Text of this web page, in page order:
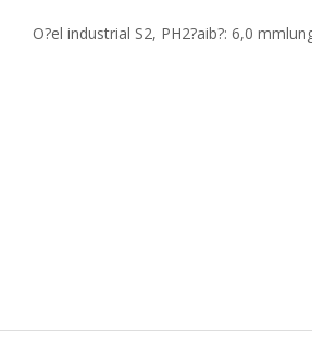
O?el industrial S2, PH2?aib?: 6,0